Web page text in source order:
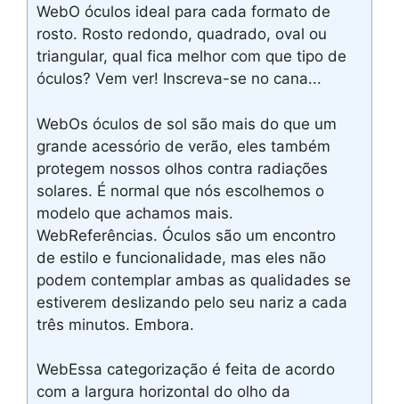
WebO óculos ideal para cada formato de
rosto. Rosto redondo, quadrado, oval ou
triangular, qual fica melhor com que tipo de
óculos? Vem ver! Inscreva-se no cana...
WebOs óculos de sol são mais do que um
grande acessório de verão, eles também
protegem nossos olhos contra radiações
solares. É normal que nós escolhemos o
modelo que achamos mais.
WebReferências. Óculos são um encontro
de estilo e funcionalidade, mas eles não
podem contemplar ambas as qualidades se
estiverem deslizando pelo seu nariz a cada
três minutos. Embora.
WebEssa categorização é feita de acordo
com a largura horizontal do olho da